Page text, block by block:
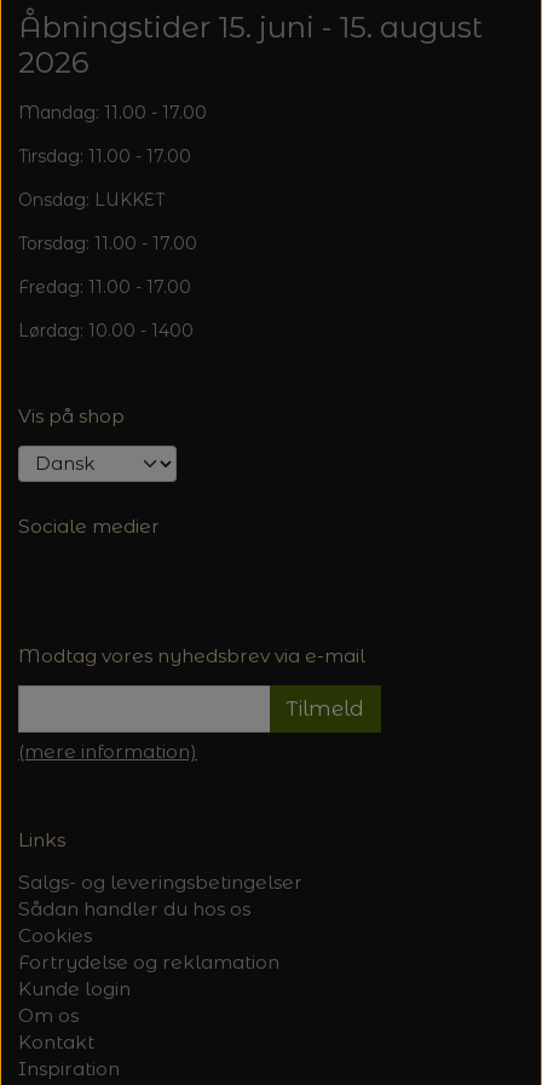
TRYKLÅSE
Åbningstider 15. juni - 15. august
2026
Mandag: 11.00 - 17.00
Tirsdag: 11.00 - 17.00
Onsdag: LUKKET
Torsdag: 11.00 - 17.00
Fredag: 11.00 - 17.00
Lørdag: 10.00 - 1400
Vis på shop
Sociale medier
Modtag vores nyhedsbrev via e-mail
Tilmeld
(mere information)
Links
Salgs- og leveringsbetingelser
Sådan handler du hos os
Cookies
Fortrydelse og reklamation
Kunde login
Om os
Kontakt
Inspiration